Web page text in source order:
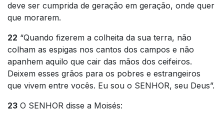
deve ser cumprida de geração em geração, onde quer
que morarem.
22 “Quando fizerem a colheita da sua terra, não
colham as espigas nos cantos dos campos e não
apanhem aquilo que cair das mãos dos ceifeiros.
Deixem esses grãos para os pobres e estrangeiros
que vivem entre vocês. Eu sou o SENHOR, seu Deus”.
23 O SENHOR disse a Moisés: